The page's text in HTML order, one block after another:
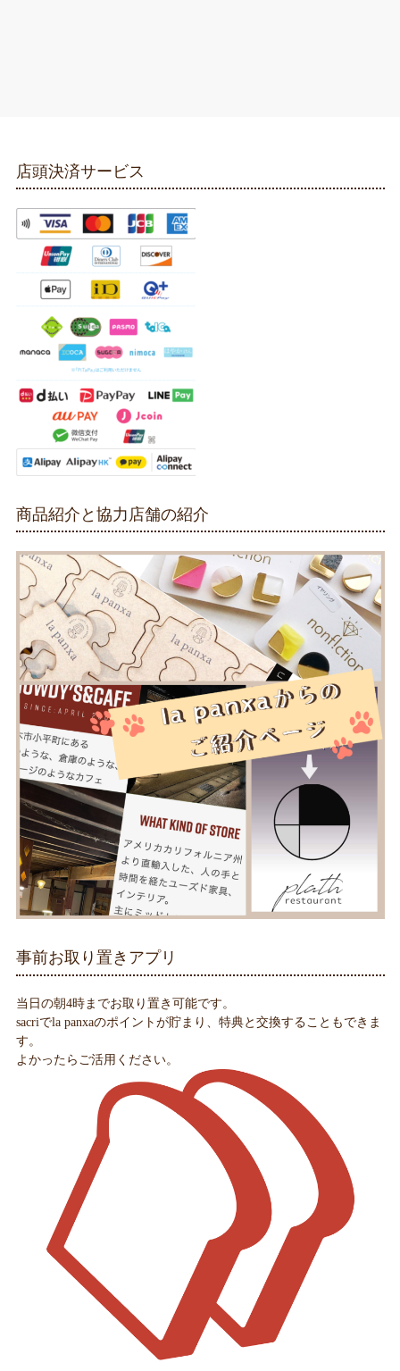
店頭決済サービス
商品紹介と協力店舗の紹介
事前お取り置きアプリ
当日の朝4時までお取り置き可能です。
sacriでla panxaのポイントが貯まり、特典と交換することもできま
す。
よかったらご活用ください。